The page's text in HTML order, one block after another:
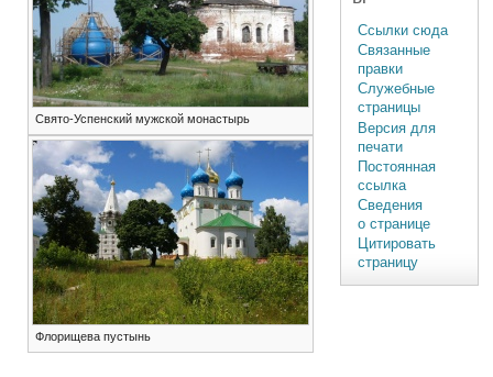
Свято-Успенский мужской монастырь
Флорищева пустынь
Ссылки сюда
Связанные
правки
Служебные
страницы
Версия для
печати
Постоянная
ссылка
Сведения
о странице
Цитировать
страницу